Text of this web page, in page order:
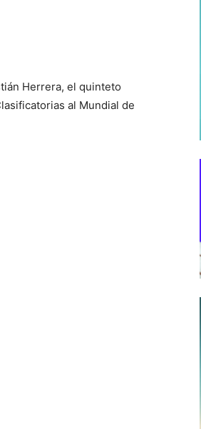
Herrera, el quinteto
al Mundial de